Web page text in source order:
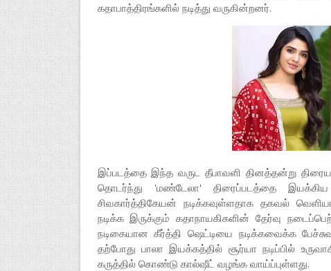
கதாபாத்திரங்களில் நடித்து வருகின்றனர்.
இப்படத்தை இந்த வருட தீபாவளி தினத்தன்று
தொடர்ந்து 'மண்டேலா' திரைப்படத்தை
சிவகார்த்திகேயன் நடிக்கவுள்ளதாக தகவல்
நடிக்க இருக்கும் கதாநாயகிகளின் தேர்வு
நடிகையான கீர்த்தி ஷெட்டியை நடிக்கவைக்க
தற்போது பாலா இயக்கத்தில் சூர்யா நடிப்பில்
கருத்தில் கொண்டு கால்ஷீட் வழங்க வாய்ப்புள்ளது.